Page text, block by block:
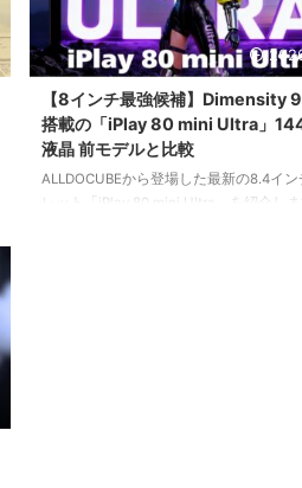
【8インチ最強候補】Dimensity
搭載の「iPlay 80 mini Ultra」
液晶 前モデルと比較
ALLDOCUBEから登場した最新の8.4イ
レット「iPlay 80 mini Ultra」を紹介しま